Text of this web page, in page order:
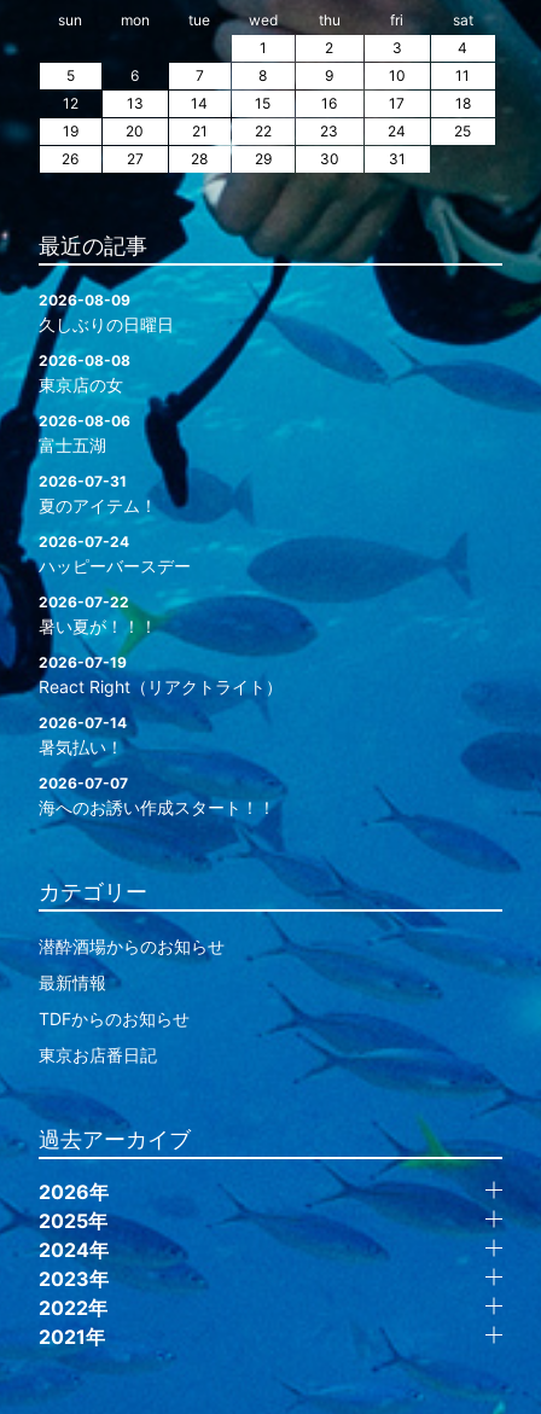
sun mon tue wed thu fri
sat
1
2 3
4
5
6 7 8 9 10
11
12
13 14 15 16 17
18
19
20 21 22 23 24
25
26
27 28 29 30 31
最近の記事
2026-08-09
久しぶりの日曜日
2026-08-08
東京店の女
2026-08-06
富士五湖
2026-07-31
夏のアイテム！
2026-07-24
ハッピーバースデー
2026-07-22
暑い夏が！！！
2026-07-19
React Right（リアクトライト）
2026-07-14
暑気払い！
2026-07-07
海へのお誘い作成スタート！！
カテゴリー
潜酔酒場からのお知らせ
最新情報
TDFからのお知らせ
東京お店番日記
過去アーカイブ
2026年
2025年
2024年
2023年
2022年
2021年